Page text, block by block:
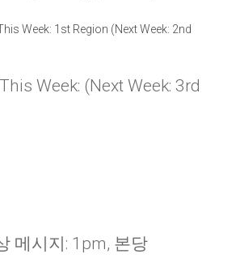
Week: 1st Region (Next Week: 2nd
Week: (Next Week: 3rd
메시지: 1pm, 본당